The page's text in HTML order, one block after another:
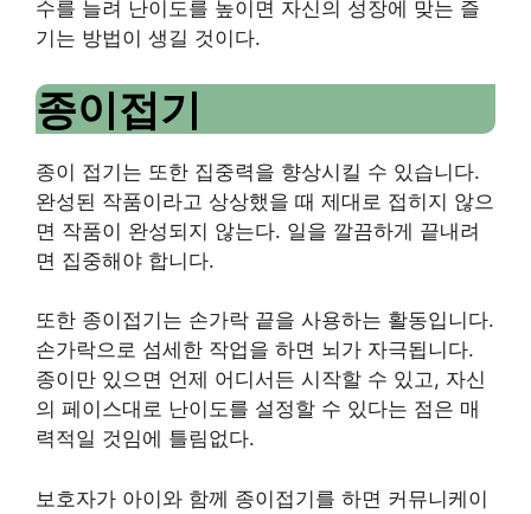
수를 늘려 난이도를 높이면 자신의 성장에 맞는 즐
기는 방법이 생길 것이다.
종이접기
종이 접기는 또한 집중력을 향상시킬 수 있습니다.
완성된 작품이라고 상상했을 때 제대로 접히지 않으
면 작품이 완성되지 않는다. 일을 깔끔하게 끝내려
면 집중해야 합니다.
또한 종이접기는 손가락 끝을 사용하는 활동입니다.
손가락으로 섬세한 작업을 하면 뇌가 자극됩니다.
종이만 있으면 언제 어디서든 시작할 수 있고, 자신
의 페이스대로 난이도를 설정할 수 있다는 점은 매
력적일 것임에 틀림없다.
보호자가 아이와 함께 종이접기를 하면 커뮤니케이